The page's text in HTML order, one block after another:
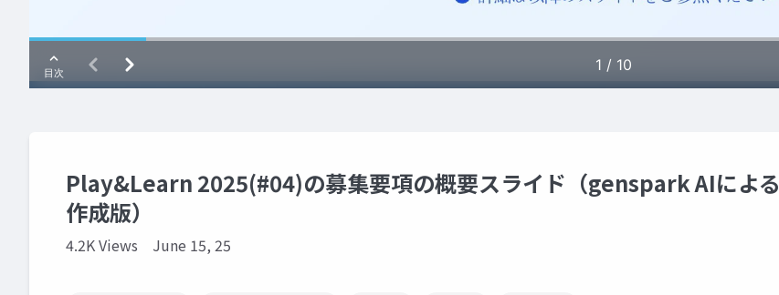
Play&Learn 2025(#04)の募集要項の概要スライド（genspark AIによる
作成版）
4.2K Views June 15, 25